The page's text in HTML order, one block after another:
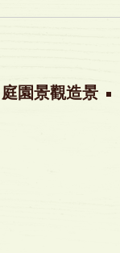
庭園景觀造景